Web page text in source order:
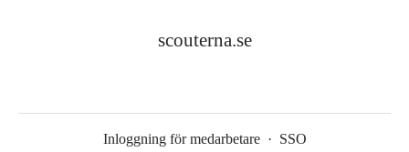
scouterna.se
Inloggning för medarbetare · SSO